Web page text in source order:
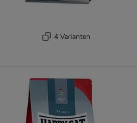
4 Varianten